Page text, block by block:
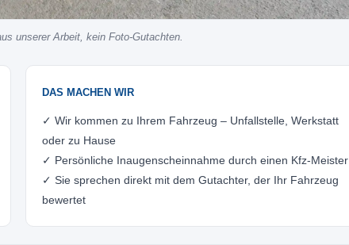
unserer Arbeit, kein Foto-Gutachten.
DAS MACHEN WIR
✓ Wir kommen zu Ihrem Fahrzeug – Unfallstelle, Werkstatt
oder zu Hause
✓ Persönliche Inaugenscheinnahme durch einen Kfz-Meister
✓ Sie sprechen direkt mit dem Gutachter, der Ihr Fahrzeug
bewertet